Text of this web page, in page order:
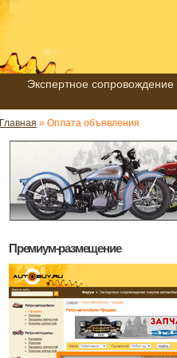
Экспертное
Главная » Оплата объявления
Премиум-размещение